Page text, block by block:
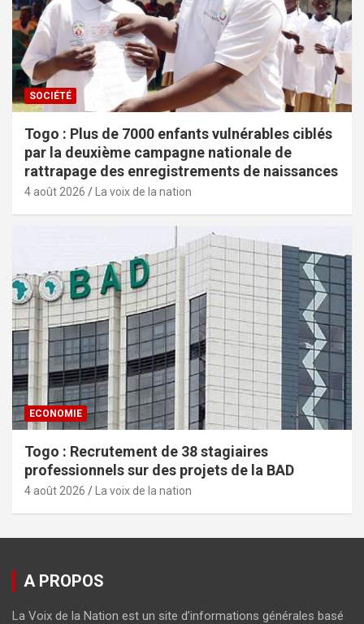
SOCIÉTÉ
Togo : Plus de 7000 enfants vulnérables ciblés
par la deuxième campagne nationale de
rattrapage des enregistrements de naissances
4 août 2026 La voix de la nation
ECONOMIE
Togo : Recrutement de 38 stagiaires
professionnels sur des projets de la BAD
4 août 2026 La voix de la nation
A PROPOS
La Voix de la Nation est un site d’informations générales basé